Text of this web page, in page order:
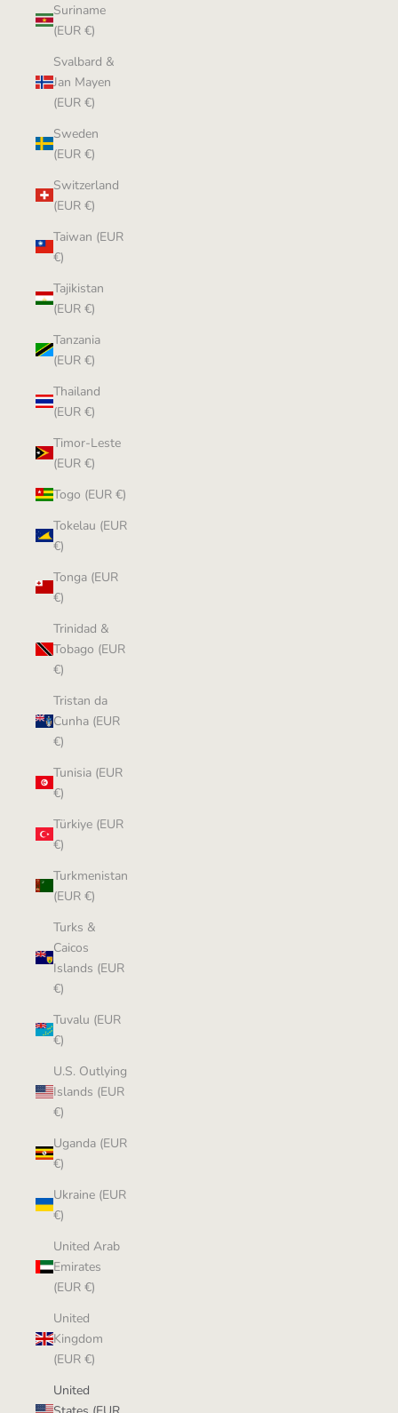
Suriname
(EUR €)
Svalbard &
Jan Mayen
(EUR €)
Sweden
(EUR €)
Switzerland
(EUR €)
Taiwan (EUR
€)
Tajikistan
(EUR €)
Tanzania
(EUR €)
Thailand
(EUR €)
Timor-Leste
(EUR €)
Togo (EUR €)
Tokelau (EUR
€)
Tonga (EUR
€)
Trinidad &
Tobago (EUR
€)
Tristan da
Cunha (EUR
€)
Tunisia (EUR
€)
Türkiye (EUR
€)
Turkmenistan
(EUR €)
Turks &
Caicos
Islands (EUR
€)
Tuvalu (EUR
€)
U.S. Outlying
Islands (EUR
€)
Uganda (EUR
€)
Ukraine (EUR
€)
United Arab
Emirates
(EUR €)
United
Kingdom
(EUR €)
United